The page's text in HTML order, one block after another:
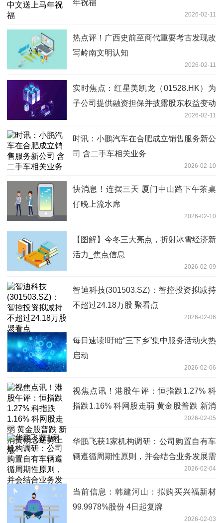
年祝福
2026-02-11
热点评！广西史前至商代重要考古发现改
写岭南文明认知
2026-02-11
实时焦点：红星美凯龙（01528.HK）为
子公司提供融资担保并披露股东权益变动
2026-02-11
时讯：小鹏汽车在合肥成立销售服务新公
司 含二手车相关业务
2026-02-10
快消息！连摆三天 厦门中山路下午茶桌
仔晚上流水席
2026-02-10
【图解】今冬三大亮点，折射冰雪经济新
活力_焦点信息
2026-02-09
智迪科技(301503.SZ)：智控投资拟减持
不超过24.18万股 聚看点
2026-02-06
每日速读!盱眙“三下乡”集中服务活动火热
启动
2026-02-06
视焦点讯！港股午评：恒指跌1.27% 科
指跌1.16% 科网股走弱 黄金股普跌 新消
2026-02-05
华鹏飞获1家机构调研：公司购置自有车
辆遵循周期性原则，并会结合业务发展需
求，分阶段进行审批和购置（附调研问
答）
2026-02-04
当前信息：韩建河山：拟购买兴福新材
99.9978%股份 4日起复牌
2026-02-03